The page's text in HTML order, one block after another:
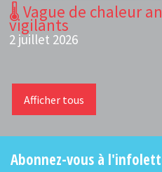
🌡️ Vague de chaleur
vigilants
2 juillet 2026
Afficher tous
Abonnez-vous à